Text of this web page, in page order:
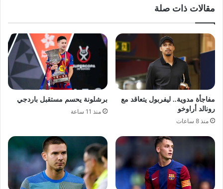
مقالات ذات صلة
مفاجأة مدوية.. ليفربول يتعاقد مع
رونالد أراوخو
منذ 8 ساعات
برشلونة يحسم مستقبل باردجي
منذ 11 ساعة